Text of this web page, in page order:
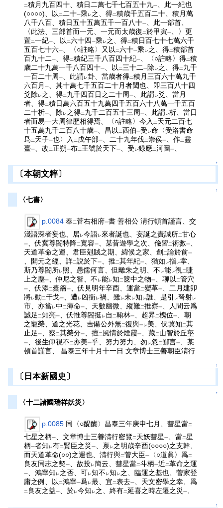
二積月九百四十、積日二萬七千七百五十九一、此一紀也
(○○○○)、以二二十一乘 レ 之、得二積歳千五百二十、積月萬
八千八百、積日五十五萬五千一百八十一、此一部首、
〈此法、三部首而一元、一元而太歳復二於甲寅一、〉更
置二一紀一、以二六十四一乘 レ 之、得二積日百七十七萬六千
五百七十六一、〈○註略〉又以二六十一乘 レ 之、得二積部首
百九十二一、得二積紀三千八百四十紀一、〈○註略〉得二積
歳二十九萬一千八百四十一、以二三十二一除 レ 之、得二九千
一百二十周一、此謂レ卦、當歳者得二積月三百六十萬九千
六百月一、其十萬七千五百二十月者閏也、即三百八十四
爻除 レ 之、得二九千四百日之二十周一、此謂レ 爻、當月
者、得二積日萬六百五十九萬四千五百六十八萬一千五百
二十析一、除 レ 之得二九千二百五十三周一、此謂レ析、當日
者而易一大周律歴相得焉、〈○註略〉今入二天元二百七
十五萬九千二百八十歳一、昌以二西伯一受 レ命〈受洛書命
爲二天子一也〉入二戊午部一、二十九年伐二崇侯一、作二靈
臺一、改二正朔一布二王號於天下一、受 レ録應二河圖一、
↑
〔本朝文粹〕
↑
〈七書〉
p.0084 奉二菅右相府一書 善相公 淸行頓首謹言、交
淺語深者妄也、居レ今語レ來者誕也、妄誕之責誠所二甘心
一、伏冀尊閤特降二寬容一、某昔遊學之次、偸習二術數一、
天道革命之運、君臣剋賊之期、緯候之家、創二論於前一
、開元之經、詳二説於下一、推二其年紀一、猶如 レ指レ掌、
斯乃尊閤所レ 照、愚儒何言、但離朱之明、不 レ能レ視二睫
上之塵一、仲尼之智、不 レ能レ知二篋中之物一、聊以二管穴
一、伏添二橐籥一、伏見明年辛酉、運當二變革一、二月建卯
將レ動二干戈一、遭 レ 凶衝レ禍、雖レ未レ知 レ誰、是引 レ弩射レ
市、亦當レ中二薄命一、天數幽微、縱難二推察一、人間云爲
誠足二知亮一、伏惟尊閤挺 レ 自二翰林一、超昇二槐位一、朝
之寵榮、道之光花、吉備公外無二復與一レ 美、伏冀知二其
止足一、察二其榮分一、擅二風情於煙霞一、藏二山智於丘壑
一、後生仰視不二亦美一乎、努力努力、勿 レ忽二鄙言一、某
頓首謹言、 昌泰三年十月十一日 文章博士三善朝臣淸行
↑
〔日本新國史〕
↑
〈十二諸國瑞祥妖災〉
p.0085 同〈○醍醐〉昌泰三年庚申七月、彗星當二
七星之柄一、文章博士三善淸行密覽二天妖彗星一、當二星
柄一者知 レ有二賢臣之災一、禀レ 之明歳辛酉(○○○○)之支幹、
而天道革命(○○)之運也、淸行與二菅大臣一 〈○道眞〉爲二
良友同志之契一、故投レ簡云、彗星當二斗柄一近二革命之運
一、鴻宰知 レ 之否、可レ知不 レ知 レ 之、臨運之基也、菅家登
庸之例、以二鴻宰一爲レ最、宜二表去一、天文密學之幸、爲
二 良友之益一、於レ今知 レ 之、終有二延喜之時左遷之災一、
↑